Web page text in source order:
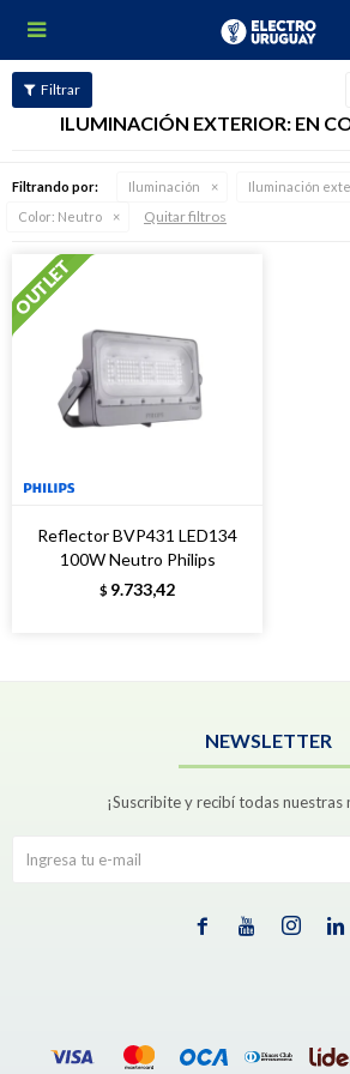

ILUMINACIÓN EXTERIOR: EN
Filtrando por: Iluminación
Iluminación
Color: Neutro Quitar filtros
Reflector BVP431 LED134
100W Neutro Philips
$ 9.733,42
NEWSLETTER
¡Suscribite y recibí todas nuestras
   